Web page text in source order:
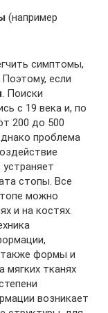
(например
симптомы,
если
. Поиски
с 19 века и, по
200 до 500
проблема
стопы. Все
можно
и на костях.
также формы и
мягких тканях
возникает